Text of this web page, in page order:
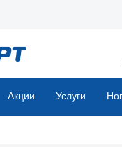
Акции Услуги